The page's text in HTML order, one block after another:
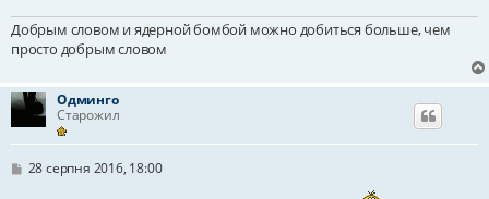
н
н
я
Добрым словом и ядерной бомбой можно добиться больше, чем
просто добрым словом
Одминго
Старожил
П
28 серпня 2016, 18:00